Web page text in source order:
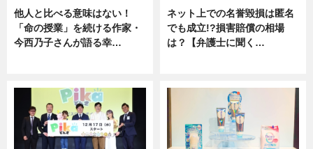
他人と比べる意味はない！
「命の授業」を続ける作家・
今西乃子さんが語る幸…
ネット上での名誉毀損は匿名
でも成立!?損害賠償の相場
は？【弁護士に聞く…